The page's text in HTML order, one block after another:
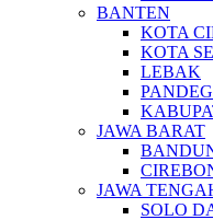
BANTEN
KOTA
KOTA
LEBAK
JAWA BARAT
JAWA
SOLO